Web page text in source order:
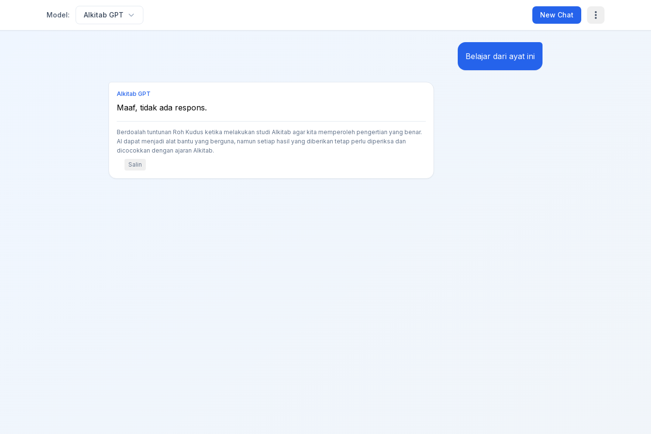
Model: Alkitab GPT New Chat
Belajar dari ayat ini
Alkitab GPT
Maaf, tidak ada respons.
Berdoalah tuntunan Roh Kudus ketika melakukan studi Alkitab agar kita memperoleh pengertian yang benar.
AI dapat menjadi alat bantu yang berguna, namun setiap hasil yang diberikan tetap perlu diperiksa dan
dicocokkan dengan ajaran Alkitab.
Salin